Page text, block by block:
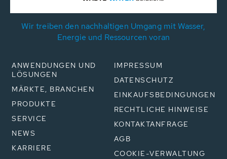
Wir treiben den nachhaltigen Umgang mit Wasser,
Energie und Ressourcen voran
ANWENDUNGEN UND
LÖSUNGEN
MÄRKTE, BRANCHEN
PRODUKTE
SERVICE
NEWS
KARRIERE
IMPRESSUM
DATENSCHUTZ
EINKAUFSBEDINGUNGEN
RECHTLICHE HINWEISE
KONTAKTANFRAGE
AGB
COOKIE-VERWALTUNG